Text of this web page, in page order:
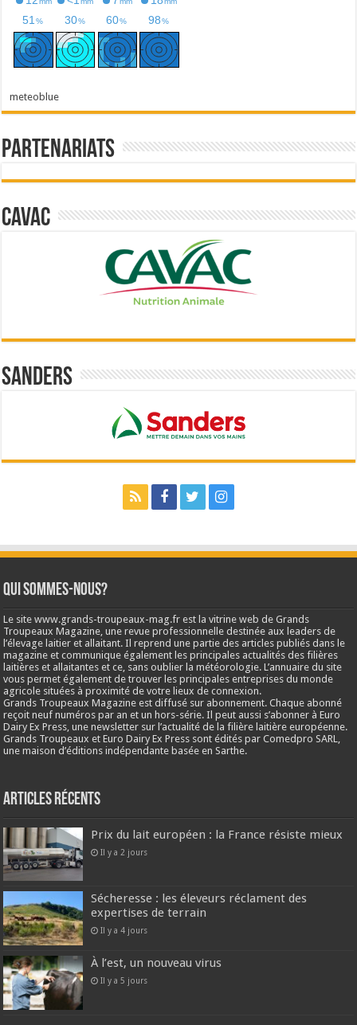
meteoblue
Partenariats
Cavac
Sanders
Qui sommes-nous?
Le site www.grands-troupeaux-mag.fr est la vitrine web de Grands
Troupeaux Magazine, une revue professionnelle destinée aux leaders de
l’élevage laitier et allaitant. Il reprend une partie des articles publiés dans le
magazine et communique également les principales actualités des filières
laitières et allaitantes et ce, sans oublier la météorologie. L’annuaire du site
vous permet également de trouver les principales entreprises du monde
agricole situées à proximité de votre lieux de connexion.
Grands Troupeaux Magazine est diffusé sur abonnement. Chaque abonné
reçoit neuf numéros par an et un hors-série. Il peut aussi s’abonner à Euro
Dairy Ex Press, une newsletter sur l’actualité de la filière laitière européenne.
Grands Troupeaux et Euro Dairy Ex Press sont édités par Comedpro SARL,
une maison d’éditions indépendante basée en Sarthe.
Articles récents
Prix du lait européen : la France résiste mieux
Il y a 2 jours
Sécheresse : les éleveurs réclament des
expertises de terrain
Il y a 4 jours
À l’est, un nouveau virus
Il y a 5 jours